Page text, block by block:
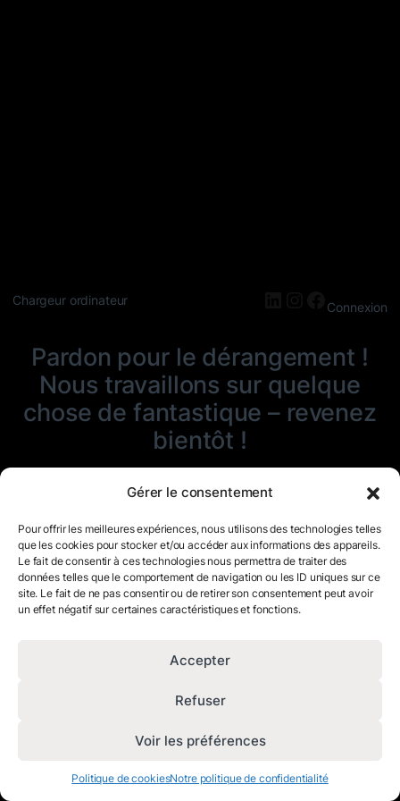
Gérer le consentement
Pour offrir les meilleures expériences, nous utilisons des technologies telles
que les cookies pour stocker et/ou accéder aux informations des appareils.
Le fait de consentir à ces technologies nous permettra de traiter des
données telles que le comportement de navigation ou les ID uniques sur ce
site. Le fait de ne pas consentir ou de retirer son consentement peut avoir
un effet négatif sur certaines caractéristiques et fonctions.
Accepter
Refuser
Voir les préférences
Politique de cookiesNotre politique de confidentialité
Chargeur ordinateur LinkedIn
Instagram
Connexion
Pardon pour le dérangement !
Nous travaillons sur quelque
chose de fantastique – revenez
bientôt !